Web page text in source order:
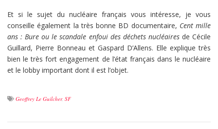
Et si le sujet du nucléaire français vous intéresse, je vous
conseille également la très bonne BD documentaire, Cent mille
ans : Bure ou le scandale enfoui des déchets nucléairesde Cécile
Guillard, Pierre Bonneau et Gaspard D’Allens. Elle explique très
bien le très fort engagement de l’état français dans le nucléaire
et le lobby important dont il est l’objet.
Geoffrey Le Guilcher, SF